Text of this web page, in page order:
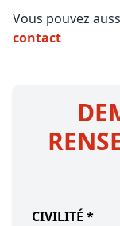
Vous pouvez
contact
CIVILITÉ *